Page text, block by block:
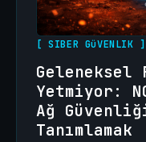
[ SIBER GüVENLIK ]
Yetmiyor:
Ağ
Tanımlamak